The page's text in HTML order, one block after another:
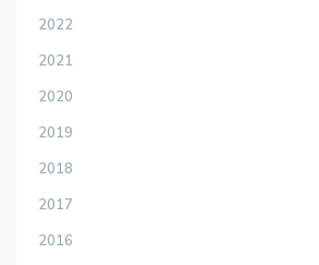
2022
2021
2020
2019
2018
2017
2016